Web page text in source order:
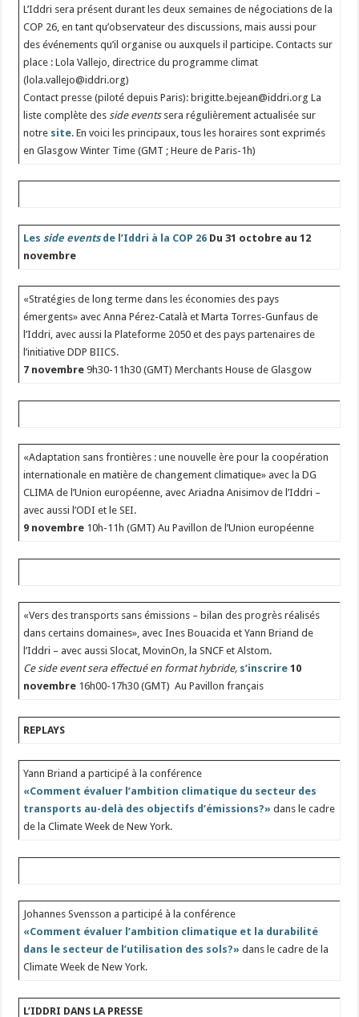
L’Iddri sera présent durant les deux semaines de négociations de la
COP 26, en tant qu’observateur des discussions, mais aussi pour
des événements qu’il organise ou auxquels il participe. Contacts sur
place : Lola Vallejo, directrice du programme climat
(lola.vallejo@iddri.org)
Contact presse (piloté depuis Paris): brigitte.bejean@iddri.org La
liste complète des side eventssera régulièrement actualisée sur
notre site. En voici les principaux, tous les horaires sont exprimés
en Glasgow Winter Time (GMT ; Heure de Paris-1h)
Les side eventsde l’Iddri à la COP 26 Du 31 octobre au 12
novembre
«Stratégies de long terme dans les économies des pays
émergents» avec Anna Pérez-Català et Marta Torres-Gunfaus de
l’Iddri, avec aussi la Plateforme 2050 et des pays partenaires de
l’initiative DDP BIICS.
7 novembre 9h30-11h30 (GMT) Merchants House de Glasgow
«Adaptation sans frontières : une nouvelle ère pour la coopération
internationale en matière de changement climatique» avec la DG
CLIMA de l’Union européenne, avec Ariadna Anisimov de l’Iddri –
avec aussi l’ODI et le SEI.
9 novembre 10h-11h (GMT) Au Pavillon de l’Union européenne
«Vers des transports sans émissions – bilan des progrès réalisés
dans certains domaines», avec Ines Bouacida et Yann Briand de
l’Iddri – avec aussi Slocat, MovinOn, la SNCF et Alstom.
Ce side event sera effectué en format hybride, s’inscrire 10
novembre 16h00-17h30 (GMT) Au Pavillon français
REPLAYS
Yann Briand a participé à la conférence
«Comment évaluer l’ambition climatique du secteur des
transports au-delà des objectifs d’émissions?» dans le cadre
de la Climate Week de New York.
Johannes Svensson a participé à la conférence
«Comment évaluer l’ambition climatique et la durabilité
dans le secteur de l’utilisation des sols?» dans le cadre de la
Climate Week de New York.
L’IDDRI DANS LA PRESSE